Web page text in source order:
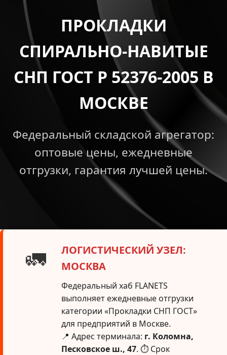
ПРОКЛАДКИ
СПИРАЛЬНО-НАВИТЫЕ
СНП ГОСТ Р 52376-2005 В
МОСКВЕ
Федеральный складской агрегатор:
оптовые цены, ежедневные
отгрузки, гарантия лучшей цены.
🚛
ЛОГИСТИЧЕСКИЙ УЗЕЛ:
МОСКВА
Федеральный хаб FLANETS
выполняет ежедневные отгрузки
категории «Прокладки СНП ГОСТ»
для предприятий в Москве.
📍 Адрес терминала: г. Коломна,
Песковское ш., 47. ⏱ Срок